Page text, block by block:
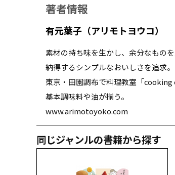
著者情報
有元葉子（アリモトヨウコ）
素材の持ち味を生かし、余分なもの
納得するシンプルなおいしさを追求。
東京・田園調布で料理教室「
基本調味料や油が揃う。
www.arimotoyoko.com
同じジャンルの書籍から探す